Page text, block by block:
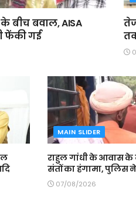
बीच बवाल, AISA
फेंकी गई
MAIN SLIDER
राहुल गांधी के आवास के
संतों का हंगामा, पुलिस
07/08/2026